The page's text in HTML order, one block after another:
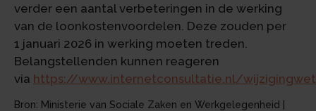
verder een aantal verbeteringen in de werking
van de loonkostenvoordelen. Deze zouden per
1 januari 2026 in werking moeten treden.
Belangstellenden kunnen reageren
via https://www.internetconsultatie.nl/
Bron: Ministerie van Sociale Zaken en Werkgelegenheid |